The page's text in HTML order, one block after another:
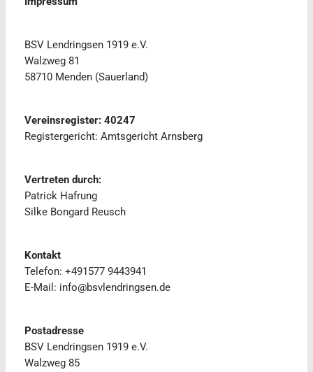
BSV Lendringsen 1919 e.V.
Walzweg 81
58710 Menden (Sauerland)
Vereinsregister: 40247
Registergericht: Amtsgericht Arnsberg
Vertreten durch:
Patrick Hafrung
Silke Bongard Reusch
Kontakt
Telefon: +491577 9443941
E-Mail: info@bsvlendringsen.de
Postadresse
BSV Lendringsen 1919 e.V.
Walzweg 85